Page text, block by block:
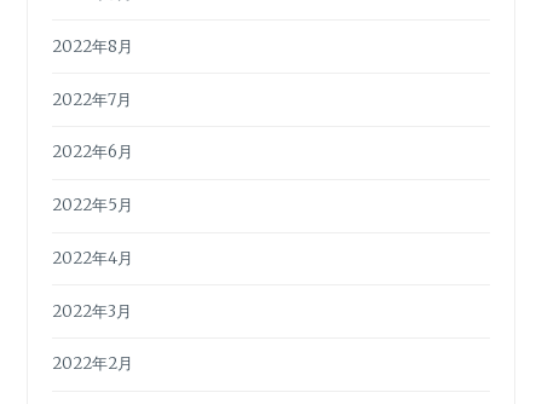
2022年8月
2022年7月
2022年6月
2022年5月
2022年4月
2022年3月
2022年2月